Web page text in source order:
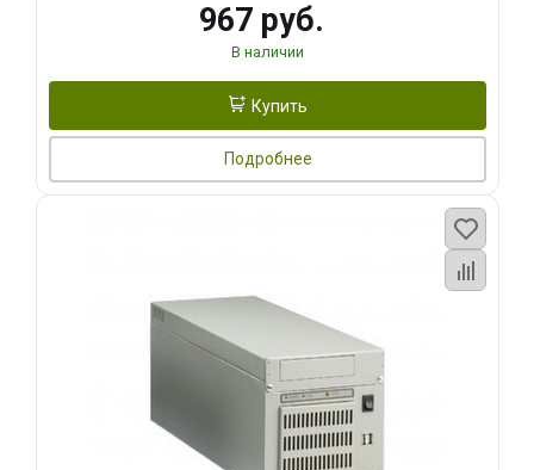
967 руб.
В наличии
Купить
Подробнее